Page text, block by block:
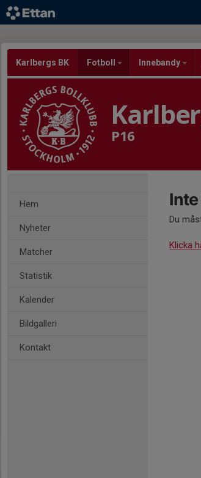
Karlbergs BK Fotboll Innebandy
P16
Hem
Nyheter
Matcher
Statistik
Kalender
Bildgalleri
Kontakt
Du
Klicka